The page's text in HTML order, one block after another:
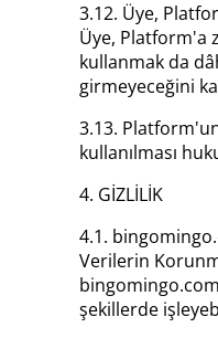
3.12. Üye,
Üye, Platform'a
kullanmak da
girmeyeceğini
3.13.
kullanılması
4. GİZLİLİK
4.1.
Verilerin
şekillerde